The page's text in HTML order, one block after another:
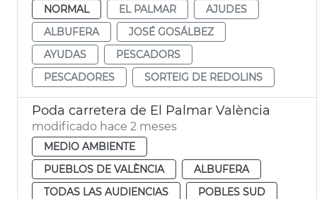
NORMAL
EL PALMAR
AJUDES
ALBUFERA
JOSÉ GOSÁLBEZ
AYUDAS
PESCADORS
PESCADORES
SORTEIG DE REDOLINS
Poda carretera de El Palmar València
modificado hace 2 meses
MEDIO AMBIENTE
PUEBLOS DE VALÈNCIA
ALBUFERA
TODAS LAS AUDIENCIAS
POBLES SUD